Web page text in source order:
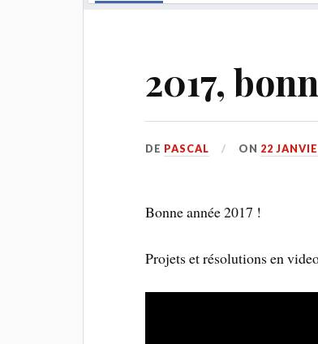
2017,
DE PASCAL ON 22
Bonne année 2017 !
Projets et résolutions en